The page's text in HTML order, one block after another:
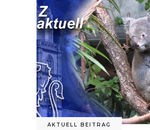
AKTUELL BEITRAG